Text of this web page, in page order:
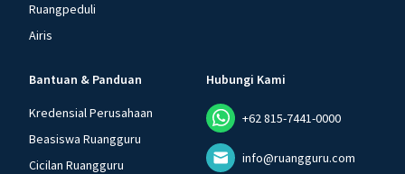
Ruangpeduli
Airis
Bantuan & Panduan
Kredensial Perusahaan
Beasiswa Ruangguru
Cicilan Ruangguru
Hubungi Kami
+62 815-7441-0000
info@ruangguru.com